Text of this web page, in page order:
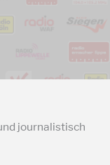
journalistisch